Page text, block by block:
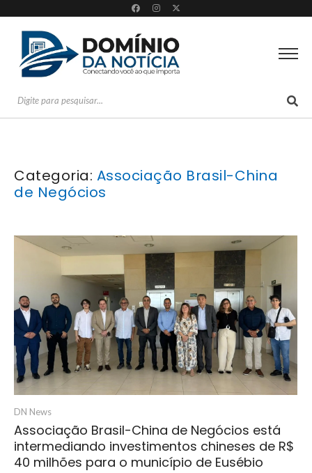
Categoria: Associação Brasil-China
de Negócios
DN News
Associação Brasil-China de Negócios está
intermediando investimentos chineses de R$
40 milhões para o município de Eusébio